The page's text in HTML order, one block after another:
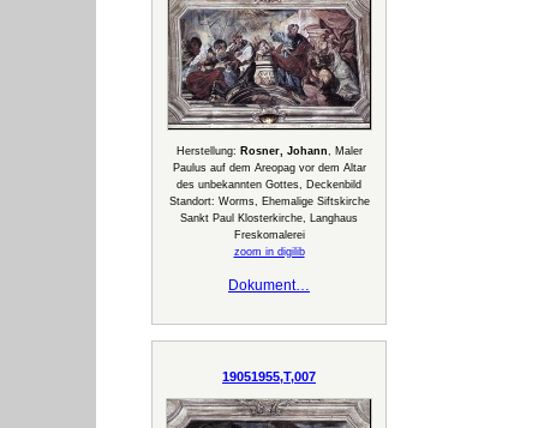
Herstellung: Rosner, Johann, Maler
Paulus auf dem Areopag vor dem Altar
des unbekannten Gottes, Deckenbild
Standort: Worms, Ehemalige Siftskirche
Sankt Paul Klosterkirche, Langhaus
Freskomalerei
zoom in digilib
Dokument…
19051955,T,007